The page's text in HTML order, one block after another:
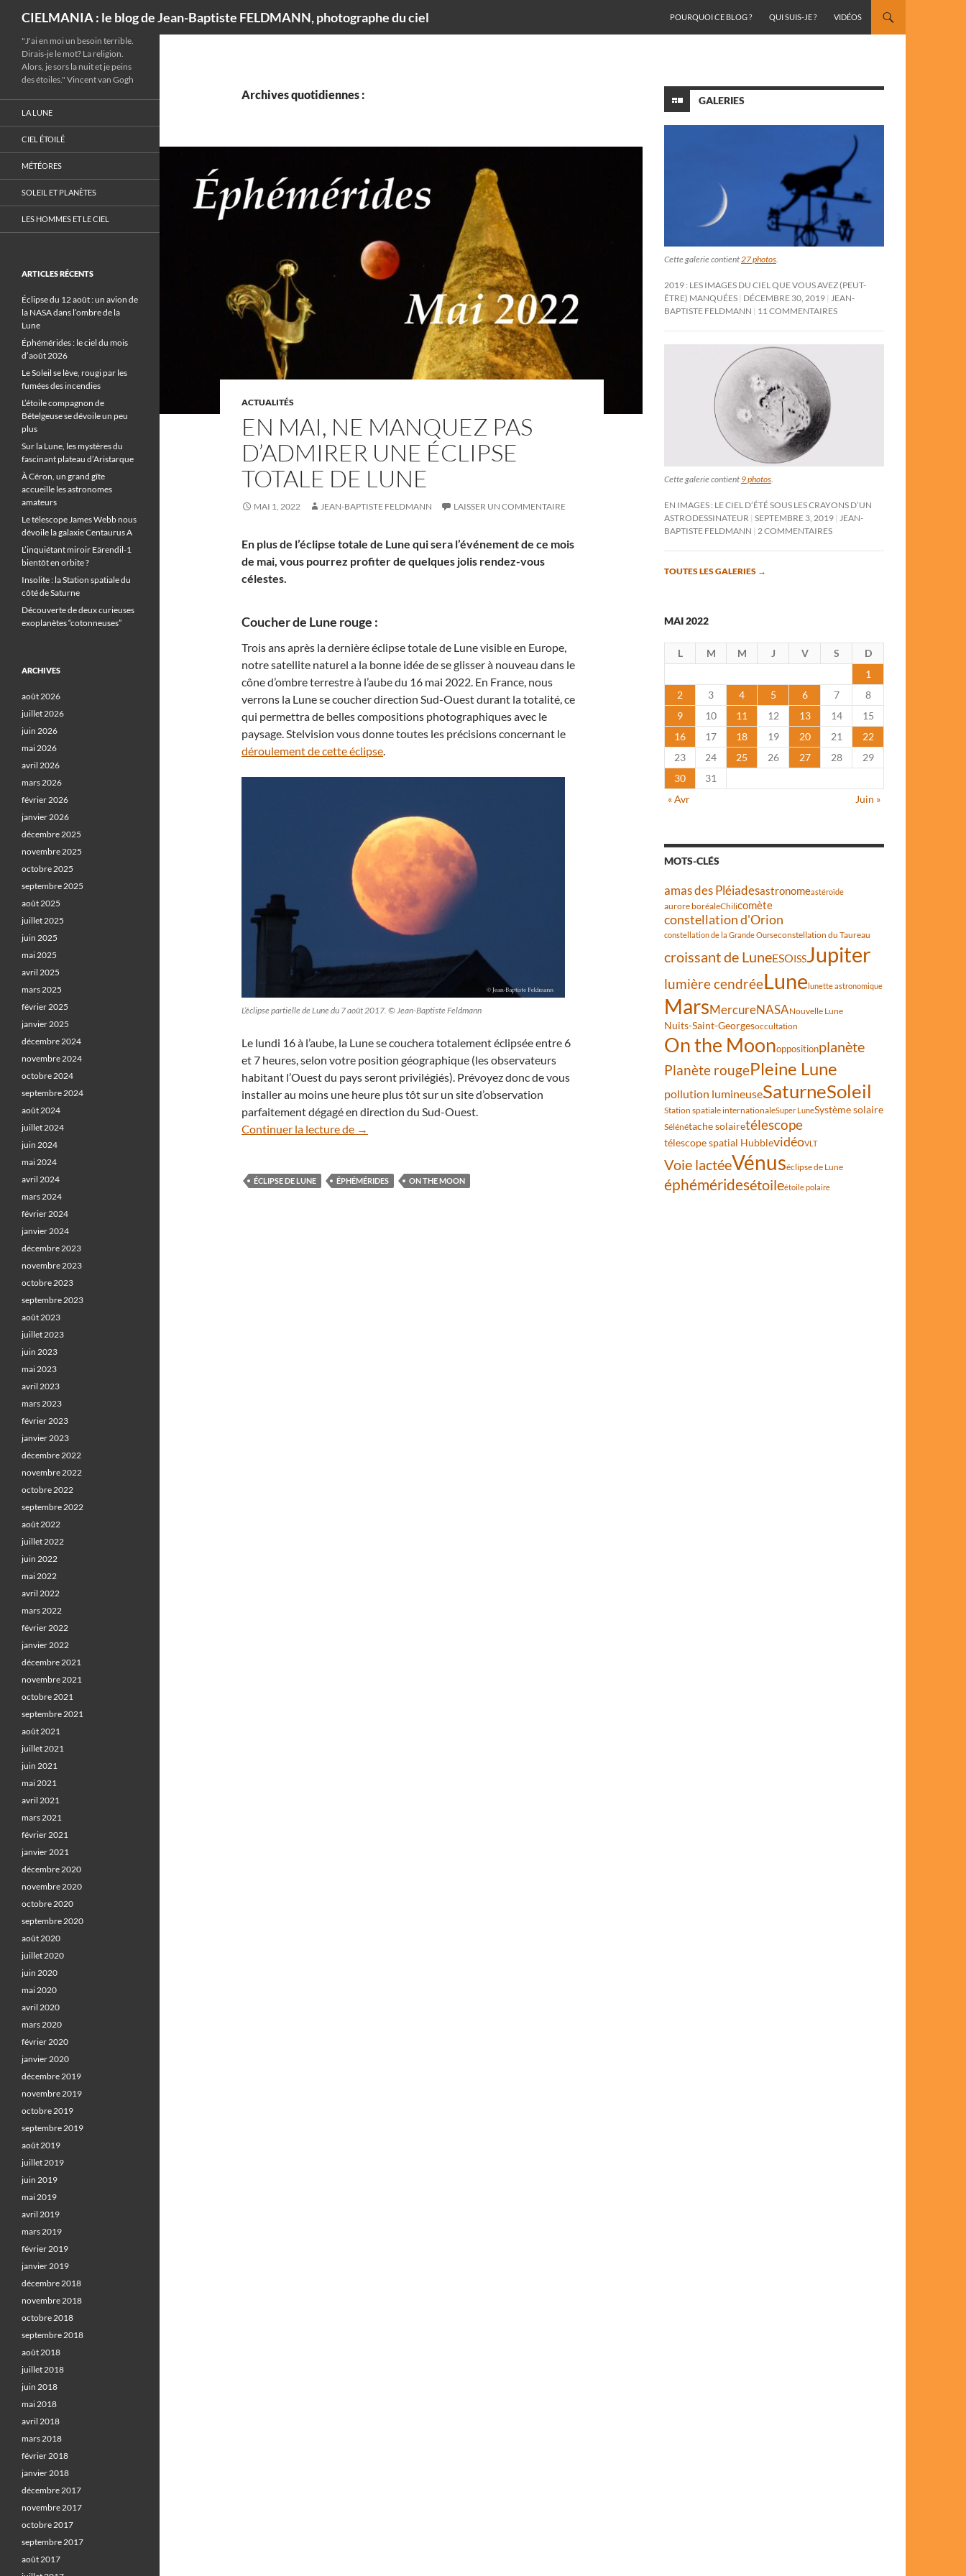
CIELMANIA : le blog de Jean-Baptiste FELDMANN, photographe du ciel
POURQUOI CE BLOG ?
QUI SUIS-JE ? VIDÉOS
Archives quotidiennes :
ACTUALITÉS
EN MAI, NE MANQUEZ PAS
D’ADMIRER UNE ÉCLIPSE
TOTALE DE LUNE
MAI 1, 2022 JEAN-BAPTISTE FELDMANN LAISSER UN COMMENTAIRE
En plus de l’éclipse totale de Lune qui sera l’événement de ce mois
de mai, vous pourrez profiter de quelques jolis rendez-vous
célestes.
Coucher de Lune rouge :
Trois ans après la dernière éclipse totale de Lune visible en Europe,
notre satellite naturel a la bonne idée de se glisser à nouveau dans le
cône d’ombre terrestre à l’aube du 16 mai 2022. En France, nous
verrons la Lune se coucher direction Sud-Ouest durant la totalité, ce
qui permettra de belles compositions photographiques avec le
paysage. Stelvision vous donne toutes les précisions concernant le
déroulement de cette éclipse.
L’éclipse partielle de Lune du 7 août 2017. © Jean-Baptiste Feldmann
Le lundi 16 à l’aube, la Lune se couchera totalement éclipsée entre 6
et 7 heures, selon votre position géographique (les observateurs
habitant l’Ouest du pays seront privilégiés). Prévoyez donc de vous
installer au moins une heure plus tôt sur un site d’observation
parfaitement dégagé en direction du Sud-Ouest.
Continuer la lecture de En mai, ne manquez pas d’admirer une éclipse totale de Lune
→
ÉCLIPSE DE LUNE ÉPHÉMÉRIDES ON THE MOON
GALERIES
Cette galerie contient27 photos.
2019 : LES IMAGES DU CIEL QUE VOUS AVEZ (PEUT-
ÊTRE) MANQUÉES DÉCEMBRE 30, 2019 JEAN-
BAPTISTE FELDMANN
11 COMMENTAIRES
Cette galerie contient 9 photos
EN IMAGES : LE CIEL D’ÉTÉ SOUS LES CRAYONS D’UN
ASTRODESSINATEUR SEPTEMBRE 3, 2019
JEAN-
BAPTISTE FELDMANN
2 COMMENTAIRES
TOUTES LES GALERIES →
MAI 2022
L M M J V S
D
1
2
3 4 5 6 7
8
9
10 11 12 13 14
15
16
17 18 19 20 21
22
23
24 25 26 27 28
29
30
31
« Avr
Juin »
MOTS-CLÉS
amas des Pléiadesastronomeastéroïde
aurore boréaleChilicomète
constellation d'Orion
constellation de la Grande Ourseconstellation du Taureau
croissant de LuneESOISSJupiter
lumière cendréeLunelunette astronomique
MarsMercureNASANouvelle Lune
Nuits-Saint-Georgesoccultation
On the Moonoppositionplanète
Planète rougePleine Lune
pollution lumineuseSaturneSoleil
Station spatiale internationaleSuper LuneSystème solaire
Sélénétache solairetélescope
télescope spatial HubblevidéoVLT
Voie lactéeVénuséclipse de Lune
éphéméridesétoileétoile polaire
"J'ai en moi un besoin terrible.
Dirais-je le mot? La religion.
Alors, je sors la nuit et je peins
des étoiles." Vincent van Gogh
LA LUNE
CIEL ÉTOILÉ
MÉTÉORES
SOLEIL ET PLANÈTES
LES HOMMES ET LE CIEL
ARTICLES RÉCENTS
Éclipse du 12 août : un avion de
la NASA dans l’ombre de la
Lune
Éphémérides : le ciel du mois
d’août 2026
Le Soleil se lève, rougi par les
fumées des incendies
L’étoile compagnon de
Bételgeuse se dévoile un peu
plus
Sur la Lune, les mystères du
fascinant plateau d’Aristarque
À Céron, un grand gîte
accueille les astronomes
amateurs
Le télescope James Webb nous
dévoile la galaxie Centaurus A
L’inquiétant miroir Eärendil-1
bientôt en orbite ?
Insolite : la Station spatiale du
côté de Saturne
Découverte de deux curieuses
exoplanètes “cotonneuses”
ARCHIVES
août 2026
juillet 2026
juin 2026
mai 2026
avril 2026
mars 2026
février 2026
janvier 2026
décembre 2025
novembre 2025
octobre 2025
septembre 2025
août 2025
juillet 2025
juin 2025
mai 2025
avril 2025
mars 2025
février 2025
janvier 2025
décembre 2024
novembre 2024
octobre 2024
septembre 2024
août 2024
juillet 2024
juin 2024
mai 2024
avril 2024
mars 2024
février 2024
janvier 2024
décembre 2023
novembre 2023
octobre 2023
septembre 2023
août 2023
juillet 2023
juin 2023
mai 2023
avril 2023
mars 2023
février 2023
janvier 2023
décembre 2022
novembre 2022
octobre 2022
septembre 2022
août 2022
juillet 2022
juin 2022
mai 2022
avril 2022
mars 2022
février 2022
janvier 2022
décembre 2021
novembre 2021
octobre 2021
septembre 2021
août 2021
juillet 2021
juin 2021
mai 2021
avril 2021
mars 2021
février 2021
janvier 2021
décembre 2020
novembre 2020
octobre 2020
septembre 2020
août 2020
juillet 2020
juin 2020
mai 2020
avril 2020
mars 2020
février 2020
janvier 2020
décembre 2019
novembre 2019
octobre 2019
septembre 2019
août 2019
juillet 2019
juin 2019
mai 2019
avril 2019
mars 2019
février 2019
janvier 2019
décembre 2018
novembre 2018
octobre 2018
septembre 2018
août 2018
juillet 2018
juin 2018
mai 2018
avril 2018
mars 2018
février 2018
janvier 2018
décembre 2017
novembre 2017
octobre 2017
septembre 2017
août 2017